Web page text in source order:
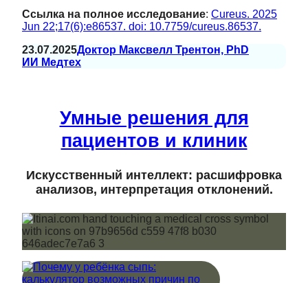
Ссылка на полное исследование: Cureus. 2025
Jun 22;17(6):e86537. doi: 10.7759/cureus.86537.
23.07.2025Доктор Максвелл Трентон, PhD
ИИ Медтех
Умные решения для
пациентов и клиник
Искусственный интеллект: расшифровка
анализов, интерпретация отклонений.